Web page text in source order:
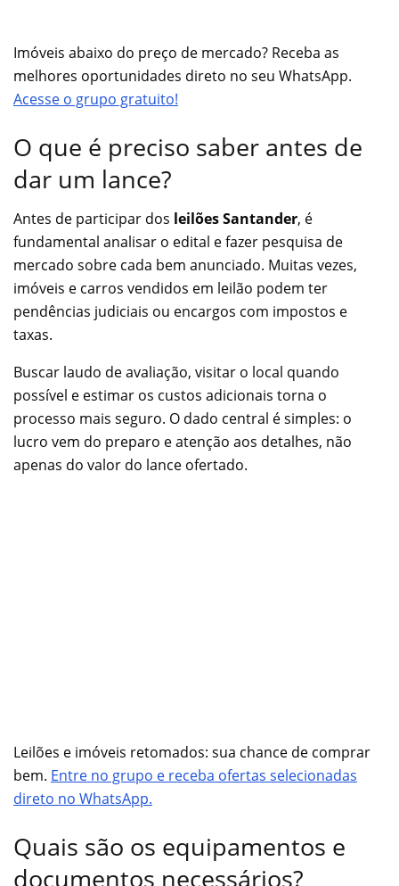
Imóveis abaixo do preço de mercado? Receba as
melhores oportunidades direto no seu WhatsApp.
Acesse o grupo gratuito!
O que é preciso saber antes de
dar um lance?
Antes de participar dos leilões Santander, é
fundamental analisar o edital e fazer pesquisa de
mercado sobre cada bem anunciado. Muitas vezes,
imóveis e carros vendidos em leilão podem ter
pendências judiciais ou encargos com impostos e
taxas.
Buscar laudo de avaliação, visitar o local quando
possível e estimar os custos adicionais torna o
processo mais seguro. O dado central é simples: o
lucro vem do preparo e atenção aos detalhes, não
apenas do valor do lance ofertado.
Leilões e imóveis retomados: sua chance de comprar
bem. Entre no grupo e receba ofertas selecionadas
direto no WhatsApp.
Quais são os equipamentos e
documentos necessários?